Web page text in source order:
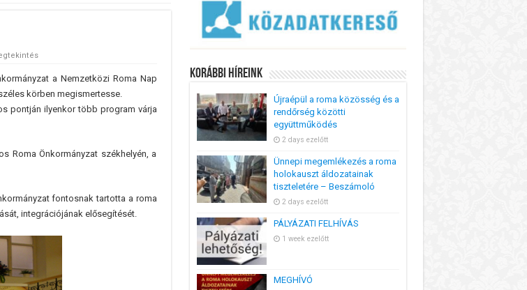
a Nemzetközi Roma Nap
körben megismertesse.
pontján ilyenkor több program várja
Roma Önkormányzat székhelyén, a
fontosnak tartotta a roma
integrációjának elősegítését.
Korábbi Híreink
Újraépül a roma közösség és a
rendőrség közötti
együttműködés
2 days ezelőtt
Ünnepi megemlékezés a roma
holokauszt áldozatainak
tiszteletére – Beszámoló
2 days ezelőtt
PÁLYÁZATI FELHÍVÁS
1 week ezelőtt
MEGHÍVÓ